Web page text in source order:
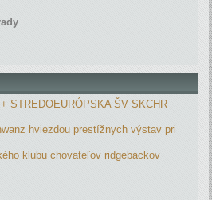
STREDOEURÓPSKA ŠV SKCHR
hviezdou prestížnych výstav pri
klubu chovateľov ridgebackov